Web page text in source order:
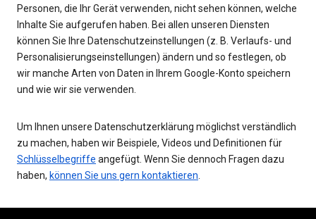
Personen, die Ihr Gerät verwenden, nicht sehen können, welche
Inhalte Sie aufgerufen haben. Bei allen unseren Diensten
können Sie Ihre Datenschutzeinstellungen (z. B. Verlaufs- und
Personalisierungseinstellungen) ändern und so festlegen, ob
wir manche Arten von Daten in Ihrem Google-Konto speichern
und wie wir sie verwenden.
Um Ihnen unsere Datenschutzerklärung möglichst verständlich
zu machen, haben wir Beispiele, Videos und Definitionen für
Schlüsselbegriffe angefügt. Wenn Sie dennoch Fragen dazu
haben, können Sie uns gern kontaktieren